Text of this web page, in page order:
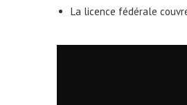
La licence fédérale